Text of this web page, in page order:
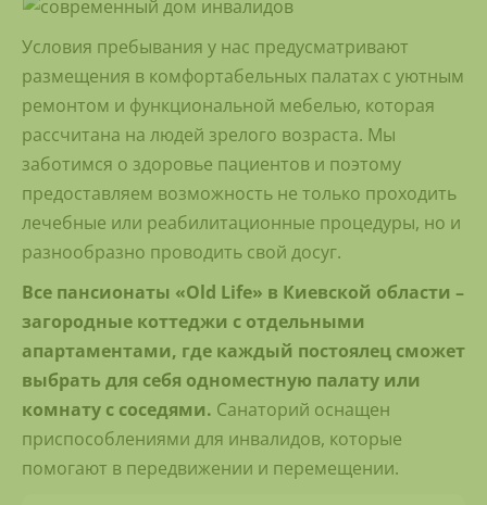
Условия пребывания у нас предусматривают
размещения в комфортабельных палатах с уютным
ремонтом и функциональной мебелью, которая
рассчитана на людей зрелого возраста. Мы
заботимся о здоровье пациентов и поэтому
предоставляем возможность не только проходить
лечебные или реабилитационные процедуры, но и
разнообразно проводить свой досуг.
Все пансионаты «Old Life» в Киевской области –
загородные коттеджи с отдельными
апартаментами, где каждый постоялец сможет
выбрать для себя одноместную палату или
комнату с соседями. Санаторий оснащен
приспособлениями для инвалидов, которые
помогают в передвижении и перемещении.